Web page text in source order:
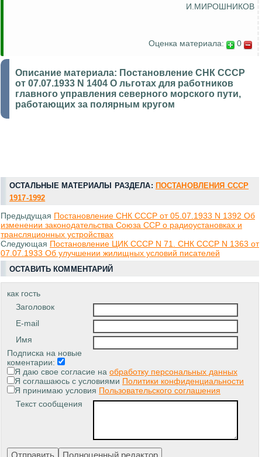
И.МИРОШНИКОВ
Оценка материала: 0
Описание материала: Постановление СНК СССР
от 07.07.1933 N 1404 О льготах для работников
главного управления северного морского пути,
работающих за полярным кругом
ОСТАЛЬНЫЕ МАТЕРИАЛЫ РАЗДЕЛА: ПОСТАНОВЛЕНИЯ СССР
1917-1992
Предыдущая Постановление СНК СССР от 05.07.1933 N 1392 Об
изменении законодательства Союза ССР о радиоустановках и
трансляционных устройствах
Следующая Постановление ЦИК СССР N 71. СНК СССР N 1363 от
07.07.1933 Об улучшении жилищных условий писателей
ОСТАВИТЬ КОММЕНТАРИЙ
как гость
Заголовок
E-mail
Имя
Подписка на новые
коментарии:
Я даю свое согласие на обработку персональных данных
Я соглашаюсь с условиями Политики конфиденциальности
Я принимаю условия Пользовательского соглашения
Текст сообщения